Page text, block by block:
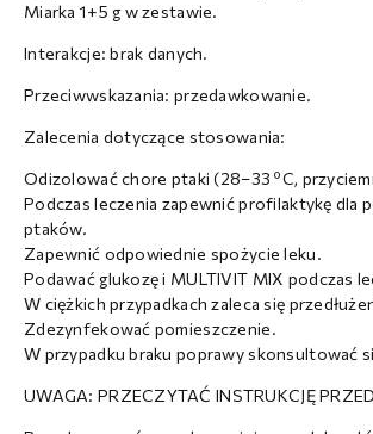
Miarka 1+5 g w zestawie.
Interakcje: brak danych.
Przeciwwskazania: przedawkowanie.
Zalecenia dotyczące stosowania:
Odizolować chore ptaki (28–33 ºC,
Podczas leczenia zapewnić profilaktykę dla
ptaków.
Zapewnić odpowiednie spożycie leku.
Podawać glukozę i MULTIVIT MIX podczas
W ciężkich przypadkach zaleca się
Zdezynfekować pomieszczenie.
W przypadku braku poprawy skonsultować
UWAGA: PRZECZYTAĆ INSTRUKCJĘ